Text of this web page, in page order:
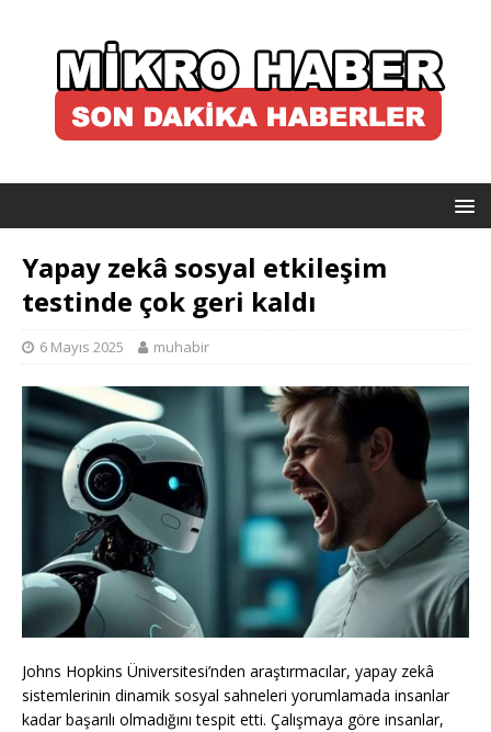
Yapay zekâ sosyal etkileşim
testinde çok geri kaldı
6 Mayıs 2025 muhabir
Johns Hopkins Üniversitesi’nden araştırmacılar, yapay zekâ
sistemlerinin dinamik sosyal sahneleri yorumlamada insanlar
kadar başarılı olmadığını tespit etti. Çalışmaya göre insanlar,